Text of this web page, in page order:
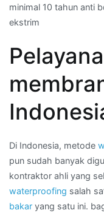
:
bakar
per
di
MEDAN
minimal 10 tahun anti
ekstrim
Di Indonesia, metode
pun sudah banyak
kontraktor ahli yang
waterproofing salah
bakar yang satu ini.